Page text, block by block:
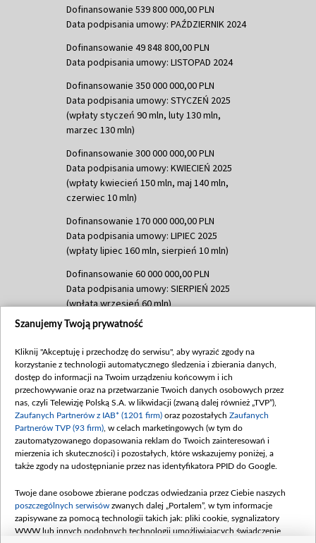
Dofinansowanie 539 800 000,00 PLN
Data podpisania umowy: PAŹDZIERNIK 2024
Dofinansowanie 49 848 800,00 PLN
Data podpisania umowy: LISTOPAD 2024
Dofinansowanie 350 000 000,00 PLN
Data podpisania umowy: STYCZEŃ 2025
(wpłaty styczeń 90 mln, luty 130 mln,
marzec 130 mln)
Dofinansowanie 300 000 000,00 PLN
Data podpisania umowy: KWIECIEŃ 2025
(wpłaty kwiecień 150 mln, maj 140 mln,
czerwiec 10 mln)
Dofinansowanie 170 000 000,00 PLN
Data podpisania umowy: LIPIEC 2025
(wpłaty lipiec 160 mln, sierpień 10 mln)
Dofinansowanie 60 000 000,00 PLN
Data podpisania umowy: SIERPIEŃ 2025
(wpłata wrzesień 60 mln)
Dofinansowanie 635 783 051,21 PLN
(wpłata wrzesień 100 mln, październik 350
mln, listopad 265 mln)
Dofinansowanie 48 862 000,00 PLN
Data podpisania umowy: GRUDZIEŃ 2025
(wpłata grudzień 60,548 mln)
Dofinansowanie 900 000 000,00 PLN
Data podpisania umowy: LUTY 2026 (wpłata
kwiecień 180 mln, 7 maja 180 mln, 8
czerwca 90 mln)
Dofinansowanie 250 000 000,00 PLN
Szanujemy Twoją prywatność
Kliknij "Akceptuję i przechodzę do serwisu", aby wyrazić zgody na
korzystanie z technologii automatycznego śledzenia i zbierania danych,
dostęp do informacji na Twoim urządzeniu końcowym i ich
przechowywanie oraz na przetwarzanie Twoich danych osobowych przez
nas, czyli Telewizję Polską S.A. w likwidacji (zwaną dalej również „TVP”),
Zaufanych Partnerów z IAB* (1201 firm) oraz pozostałych Zaufanych
Partnerów TVP (93 firm) , w celach marketingowych (w tym do
zautomatyzowanego dopasowania reklam do Twoich zainteresowań i
mierzenia ich skuteczności) i pozostałych, które wskazujemy poniżej, a
także zgody na udostępnianie przez nas identyfikatora PPID do Google.
Twoje dane osobowe zbierane podczas odwiedzania przez Ciebie naszych
poszczególnych serwisów zwanych dalej „Portalem”, w tym informacje
zapisywane za pomocą technologii takich jak: pliki cookie, sygnalizatory
WWW lub innych podobnych technologii umożliwiających świadczenie